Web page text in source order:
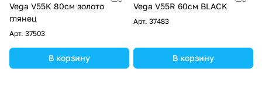
Vega V55К 80см золото
глянец
Арт. 37503
В корзину
Vega V55R 60см BLACK
Арт. 37483
В корзину